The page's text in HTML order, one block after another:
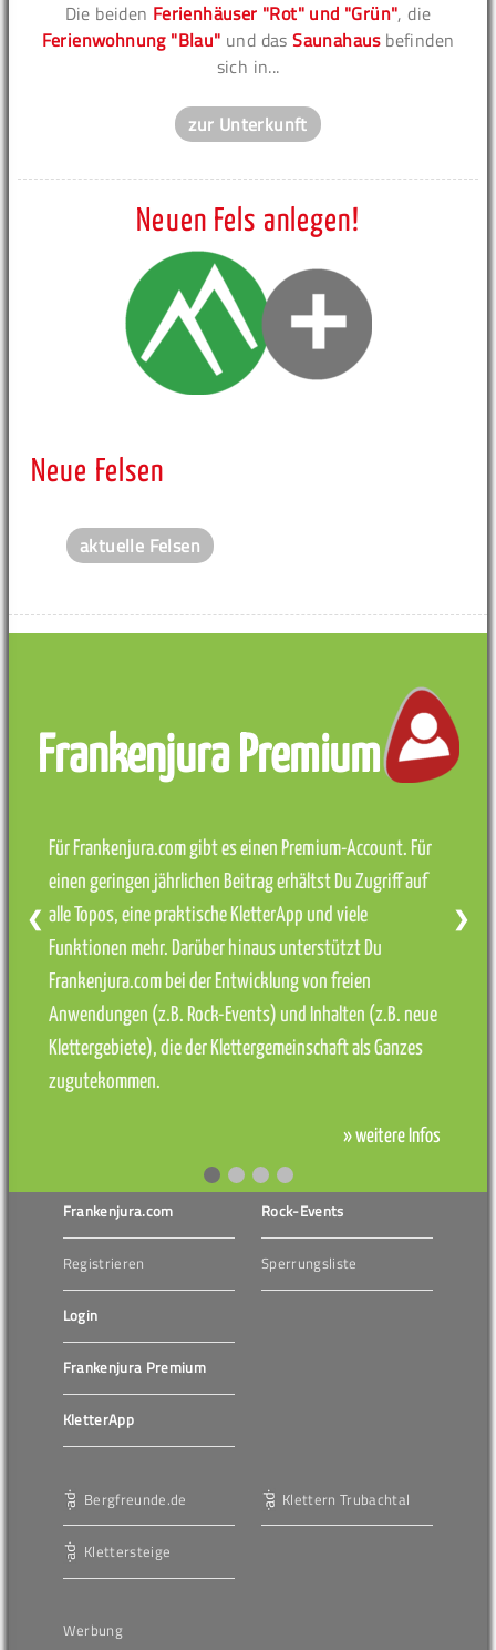
Die beiden Ferienhäuser "Rot" und "Grün", die
Ferienwohnung "Blau" und dasSaunahausbefinden
sich in...
zur Unterkunft
Neuen Fels anlegen!
Neue Felsen
aktuelle Felsen
Frankenjura Premium
Für Frankenjura.com gibt es einen Premium-Account. Für
einen geringen jährlichen Beitrag erhältst Du Zugriff auf
alle Topos, eine praktische KletterApp und viele
Funktionen mehr. Darüber hinaus unterstützt Du
Frankenjura.com bei der Entwicklung von freien
Anwendungen (z.B. Rock-Events) und Inhalten (z.B. neue
Klettergebiete), die der Klettergemeinschaft als Ganzes
zugutekommen.
» weitere Infos
❮ ❯
Frankenjura.com
Registrieren
Login
Frankenjura Premium
KletterApp
Rock-Events
Sperrungsliste
Bergfreunde.de
Klettersteige
Klettern Trubachtal
Werbung